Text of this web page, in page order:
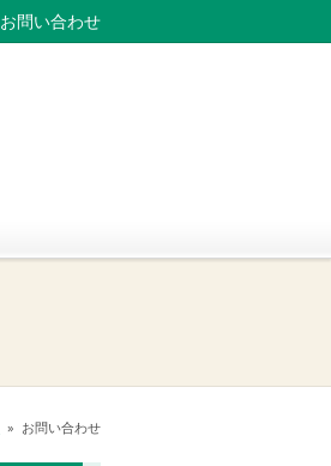
お問い合わせ
» お問い合わせ